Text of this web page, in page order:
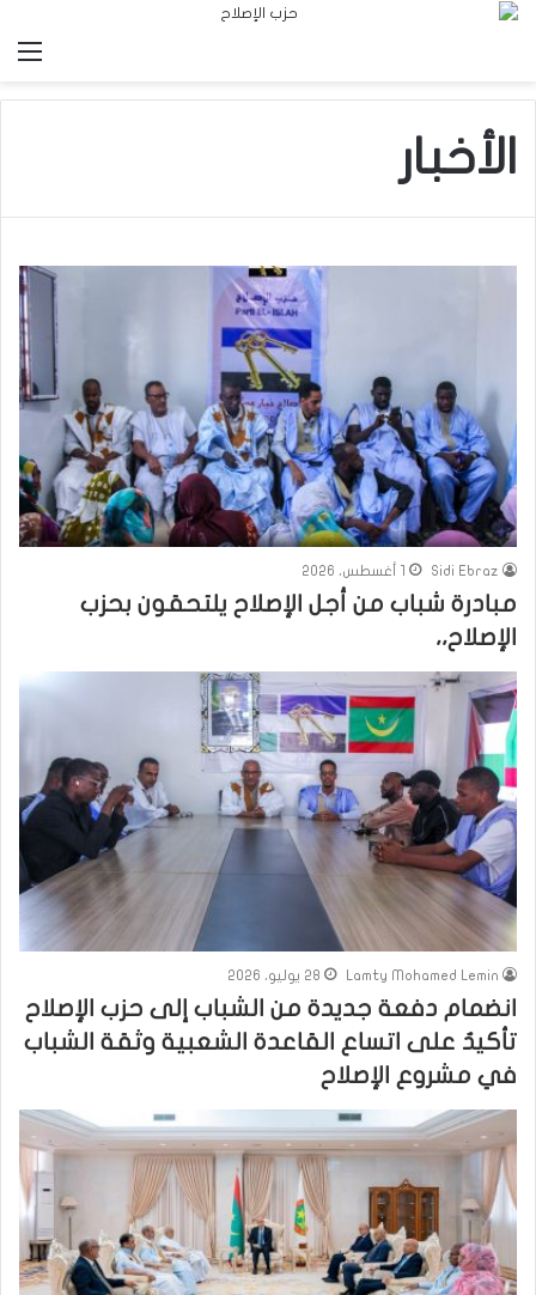
الأخبار
Sidi Ebraz 1 أغسطس، 2026
مبادرة شباب من أجل الإصلاح يلتحقون بحزب
الإصلاح،،
Lamty Mohamed Lemin 28 يوليو، 2026
انضمام دفعة جديدة من الشباب إلى حزب الإصلاح
تأكيدٌ على اتساع القاعدة الشعبية وثقة الشباب
في مشروع الإصلاح